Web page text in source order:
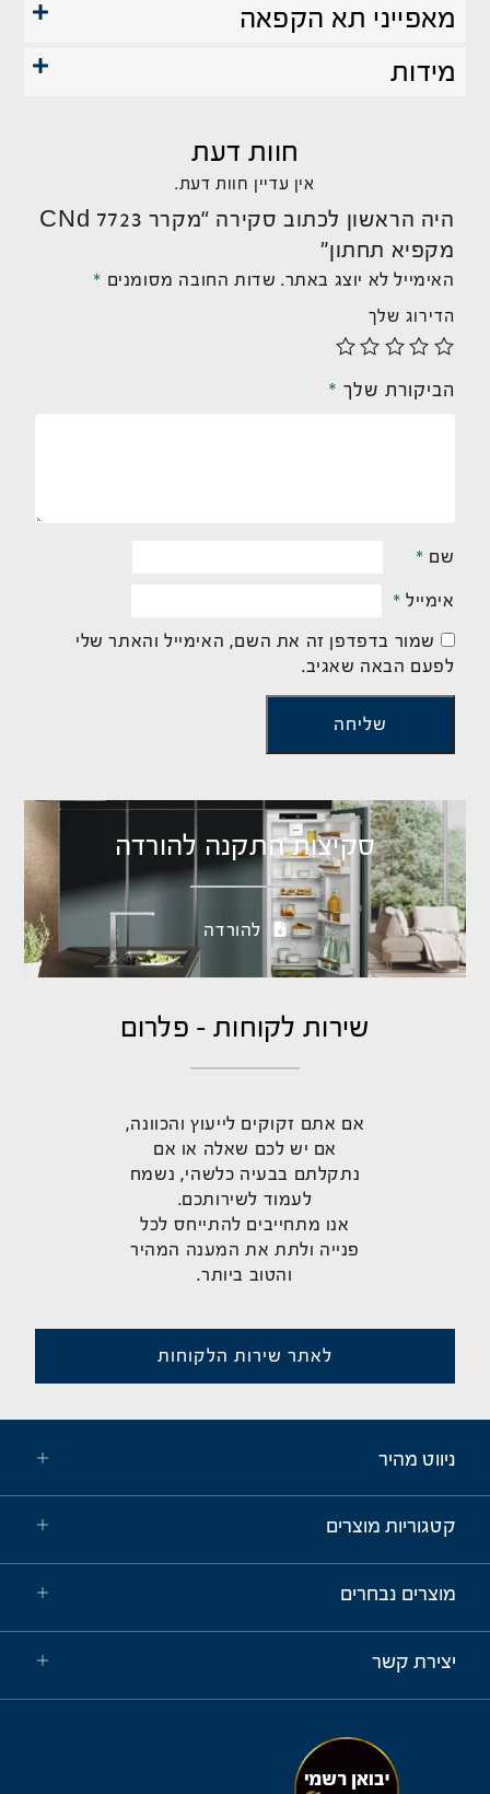
מאפייני תא הקפאה
מידות
חוות דעת
אין עדיין חוות דעת.
היה הראשון לכתוב סקירה “מקרר CNd 7723
מקפיא תחתון”
האימייל לא יוצג באתר. שדות החובה מסומנים *
הדירוג שלך
הביקורת שלך *
שם *
אימייל *
שמור בדפדפן זה את השם, האימייל והאתר שלי
לפעם הבאה שאגיב.
סקיצות התקנה להורדה
להורדה
שירות לקוחות - פלרום
אם אתם זקוקים לייעוץ והכוונה,
אם יש לכם שאלה או אם
נתקלתם בבעיה כלשהי, נשמח
לעמוד לשירותכם.
אנו מתחייבים להתייחס לכל
פנייה ולתת את המענה המהיר
והטוב ביותר.
לאתר שירות הלקוחות
ניווט מהיר
קטגוריות מוצרים
מוצרים נבחרים
יצירת קשר